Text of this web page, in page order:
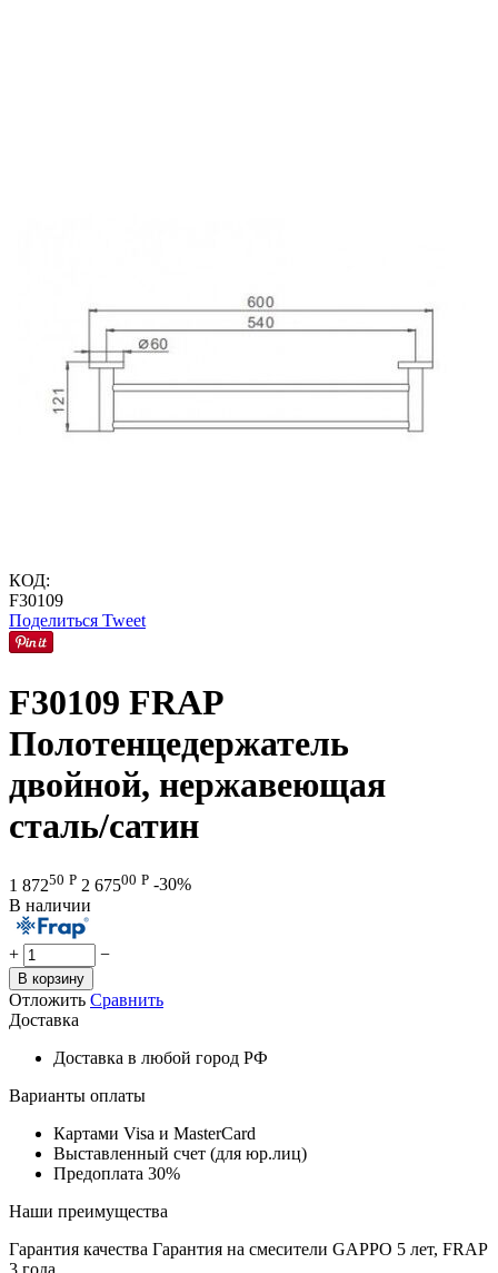
КОД:
F30109
Поделиться Tweet
F30109 FRAP
Полотенцедержатель
двойной, нержавеющая
сталь/сатин
1 87250 Р 2 67500 Р -30%
В наличии
+ −
В корзину
Отложить Сравнить
Доставка
Доставка в любой город РФ
Варианты оплаты
Картами Visa и MasterCard
Выставленный счет (для юр.лиц)
Предоплата 30%
Наши преимущества
Гарантия качества Гарантия на смесители GAPPO 5 лет, FRAP
3 года